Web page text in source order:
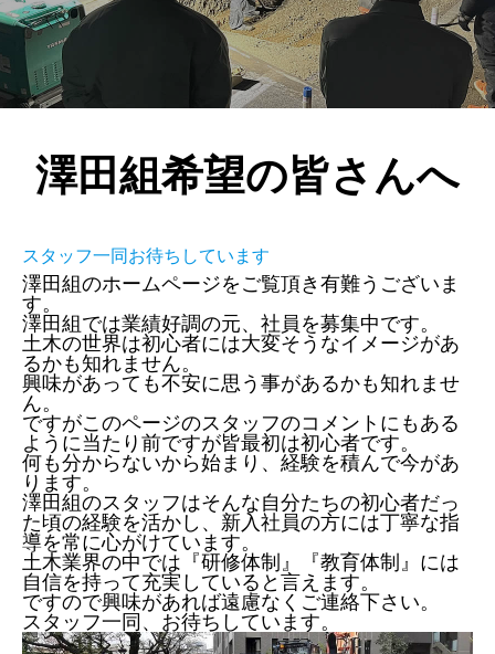
澤田組希望の皆さんへ
スタッフ一同お待ちしています
澤田組のホームページをご覧頂き有難うございま
す。
澤田組では業績好調の元、社員を募集中です。
土木の世界は初心者には大変そうなイメージがあ
るかも知れません。
興味があっても不安に思う事があるかも知れませ
ん。
ですがこのページのスタッフのコメントにもある
ように当たり前ですが皆最初は初心者です。
何も分からないから始まり、経験を積んで今があ
ります。
澤田組のスタッフはそんな自分たちの初心者だっ
た頃の経験を活かし、新入社員の方には丁寧な指
導を常に心がけています。
土木業界の中では『研修体制』『教育体制』には
自信を持って充実していると言えます。
ですので興味があれば遠慮なくご連絡下さい。
スタッフ一同、お待ちしています。